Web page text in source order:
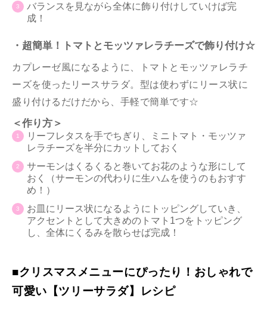
バランスを見ながら全体に飾り付けしていけば完
成！
・超簡単！トマトとモッツァレラチーズで飾り付け☆
カプレーゼ風になるように、トマトとモッツァレラチ
ーズを使ったリースサラダ。型は使わずにリース状に
盛り付けるだけだから、手軽で簡単です☆
＜作り方＞
リーフレタスを手でちぎり、ミニトマト・モッツァ
レラチーズを半分にカットしておく
サーモンはくるくると巻いてお花のような形にして
おく（サーモンの代わりに生ハムを使うのもおすす
め！）
お皿にリース状になるようにトッピングしていき、
アクセントとして大きめのトマト1つをトッピング
し、全体にくるみを散らせば完成！
■クリスマスメニューにぴったり！おしゃれで
可愛い【ツリーサラダ】レシピ